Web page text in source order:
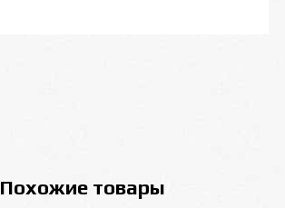
Похожие товары